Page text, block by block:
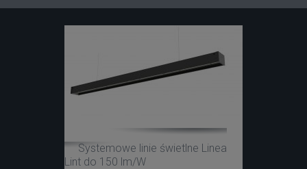
Systemowe linie świetlne Linea
Lint do 150 lm/W